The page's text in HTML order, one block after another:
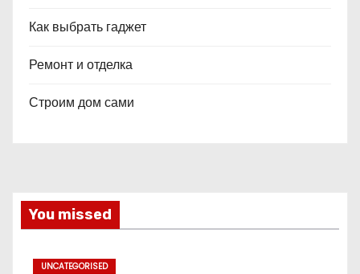
Как выбрать гаджет
Ремонт и отделка
Строим дом сами
You missed
UNCATEGORISED